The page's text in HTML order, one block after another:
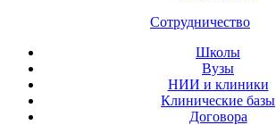
Сотрудничество
Школы
Вузы
НИИ и клиники
Клинические базы
Договора